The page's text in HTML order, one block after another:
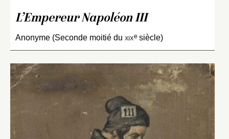
L’Empereur Napoléon III
Anonyme (Seconde moitié du xixe siècle)